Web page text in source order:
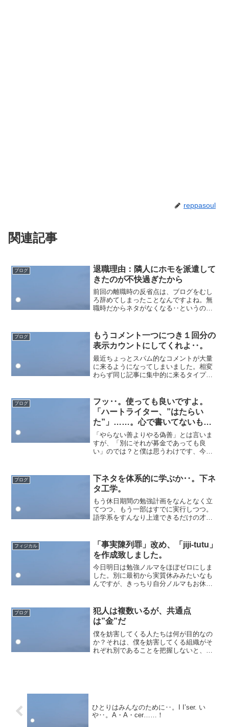
reppasoul
関連記事
ブログ
退職理由：隣人にホモを派遣して
きたのが不快過ぎたから
前回の離職時の反省点は、ブログをむし
ろ辞めてしまったことなんですよね。無
職時だからネタがなくなる‥というのは
けてはおくべきであったわけで。自衛の
ためにも、現代は一般ピー...
ブログ
もうコメント一つにつき１回分の
表示カウントにしてくれよ‥。
最近ちょっとスパム的なコメントが大量
に来るようになってしまいました。相変
わらず同じ記事に集中的に来るタイプな
末‥。どうやって送ってんだ‥。という
ことで、XのDMも閉じて...
ブログ
フッ‥。使っても良いですよ。
「ハートライター、”はたらい
た”」……。心で書いてないもの
には、使えないだろうがな
ッ……！！
「やらない善よりやる偽善」とは言いま
すが、「別にそれが募金であっても良
い」のでは？と僕は思うわけです、今
すし、自動で募金に充ててくれるタイプ
の消費行動もある。もちろん、...
ブログ
下ネタを体系的に学ぶか‥。下ネ
タ工学。
もう休日期間の勉強計画をなんとなく立
てつつ、もう一部はすでに実行しつつ。
語学系をすんなり上達できるだけの才能
ブログで言葉をひたすら書くことを趣味
にしておきながら言葉が苦...
フィジカル
「事実陳列罪」改め、「jiji-tutu」
を作成致しました。
今日明日は勉強ノルマをほぼゼロにしま
した。別に最初から実質休みみたいなも
んですが、きっちり自分ノルマもお休
良い予定で自分自身を苦しめていた
な‥。そりゃ「そんなもの特に想...
ブログ
犯人は複数いるが、共通点
は”金”だ
僕を妨害してくる人たちは何が目的なの
か？それは、僕を妨害してくる組織がそ
れぞれ別であることを把握しないと、解
ひとりはみんなのために‥。I I’ser. い
や‥。A・A・cer……！